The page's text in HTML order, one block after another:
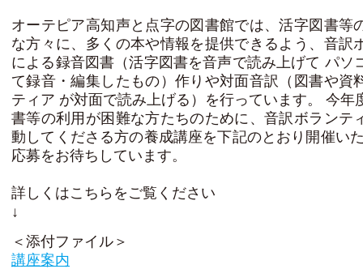
オーテピア高知声と点字の図書館では、活字図書等
な方々に、多くの本や情報を提供できるよう、音訳
による録音図書（活字図書を音声で読み上げて パソ
て録音・編集したもの）作りや対面音訳（図書や資
ティア が対面で読み上げる）を行っています。 今年
書等の利用が困難な方たちのために、音訳ボランテ
動してくださる方の養成講座を下記のとおり開催い
応募をお待ちしています。
詳しくはこちらをご覧ください
↓
＜添付ファイル＞
講座案内